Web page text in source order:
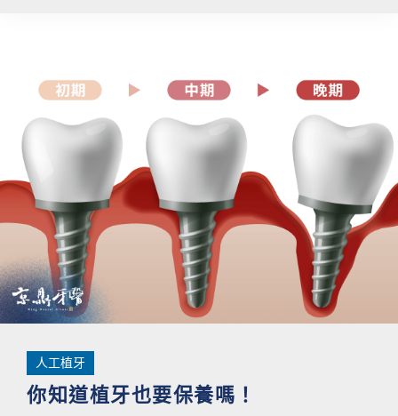
人工植牙
你知道植牙也要保養嗎！